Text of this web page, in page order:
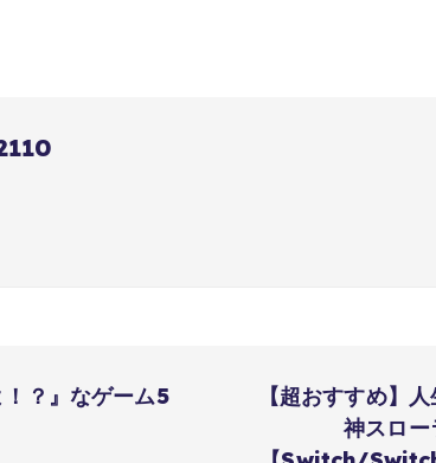
！？』なゲーム5
【超おすすめ】
神スロ